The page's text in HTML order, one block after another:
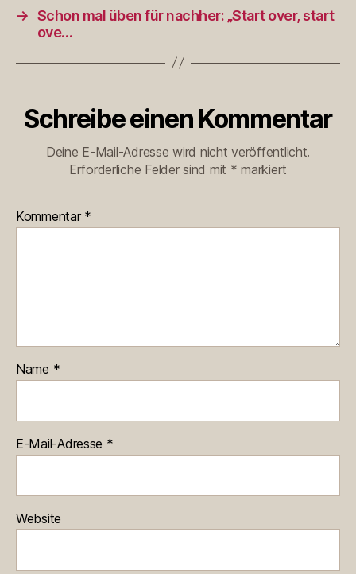
→ Schon mal üben für nachher: „Start over, start
ove…
Schreibe einen Kommentar
Deine E-Mail-Adresse wird nicht veröffentlicht.
Erforderliche Felder sind mit * markiert
Kommentar *
Name *
E-Mail-Adresse *
Website